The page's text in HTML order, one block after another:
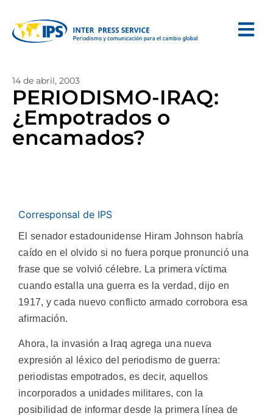
14 de abril, 2003
PERIODISMO-IRAQ:
¿Empotrados o
encamados?
Corresponsal de IPS
El senador estadounidense Hiram Johnson habría
caído en el olvido si no fuera porque pronunció una
frase que se volvió célebre. La primera víctima
cuando estalla una guerra es la verdad, dijo en
1917, y cada nuevo conflicto armado corrobora esa
afirmación.
Ahora, la invasión a Iraq agrega una nueva
expresión al léxico del periodismo de guerra:
periodistas empotrados, es decir, aquellos
incorporados a unidades militares, con la
posibilidad de informar desde la primera línea de